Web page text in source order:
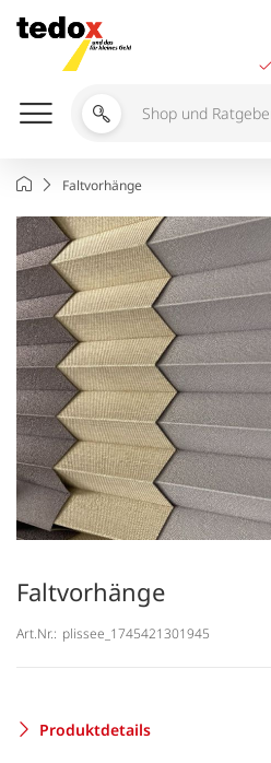
Inhalt
springen
Shop
durchsuchen
StartseiteFaltvorhänge
Faltvorhänge
Art.Nr.: plissee_1745421301945
Produktdetails